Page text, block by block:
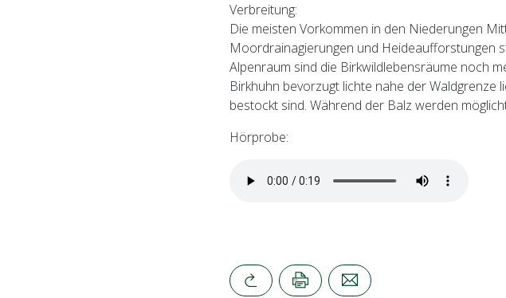
Verbreitung:
Die meisten Vorkommen in den Niederungen
Moordrainagierungen und Heideaufforstungen
Alpenraum sind die Birkwildlebensräume noch
Birkhuhn bevorzugt lichte nahe der
bestockt sind. Während der Balz werden
Hörprobe: